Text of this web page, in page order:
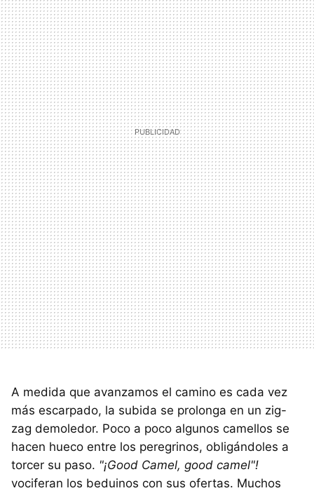
A medida que avanzamos el camino es cada vez
más escarpado, la subida se prolonga en un zig-
zag demoledor. Poco a poco algunos camellos se
hacen hueco entre los peregrinos, obligándoles a
torcer su paso. "¡Good Camel, good camel"!
vociferan los beduinos con sus ofertas. Muchos